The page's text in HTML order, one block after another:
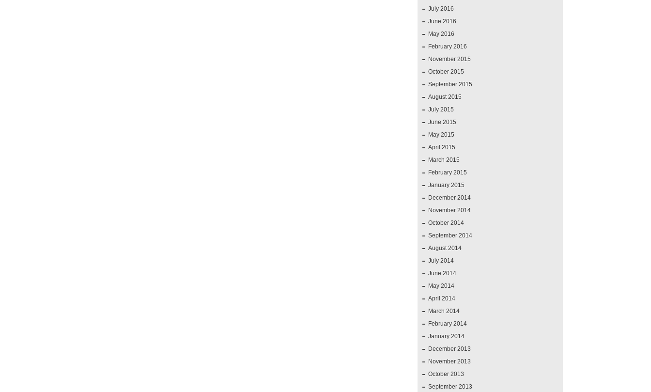
July 2016
June 2016
May 2016
February 2016
November 2015
October 2015
September 2015
August 2015
July 2015
June 2015
May 2015
April 2015
March 2015
February 2015
January 2015
December 2014
November 2014
October 2014
September 2014
August 2014
July 2014
June 2014
May 2014
April 2014
March 2014
February 2014
January 2014
December 2013
November 2013
October 2013
September 2013